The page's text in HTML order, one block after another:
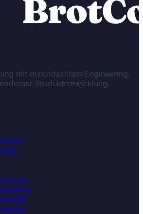
mit durchdachtem Engineering,
Produktentwicklung.